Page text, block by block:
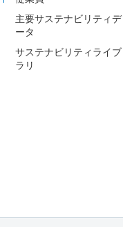
主要サステナビリティデ
ータ
サステナビリティライブ
ラリ